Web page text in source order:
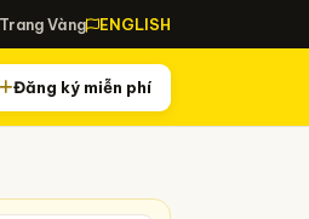
Vàng ENGLISH
Đăng ký miễn phí